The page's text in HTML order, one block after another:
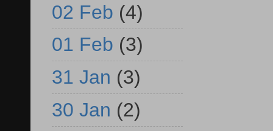
02 Feb (4)
01 Feb (3)
31 Jan (3)
30 Jan (2)